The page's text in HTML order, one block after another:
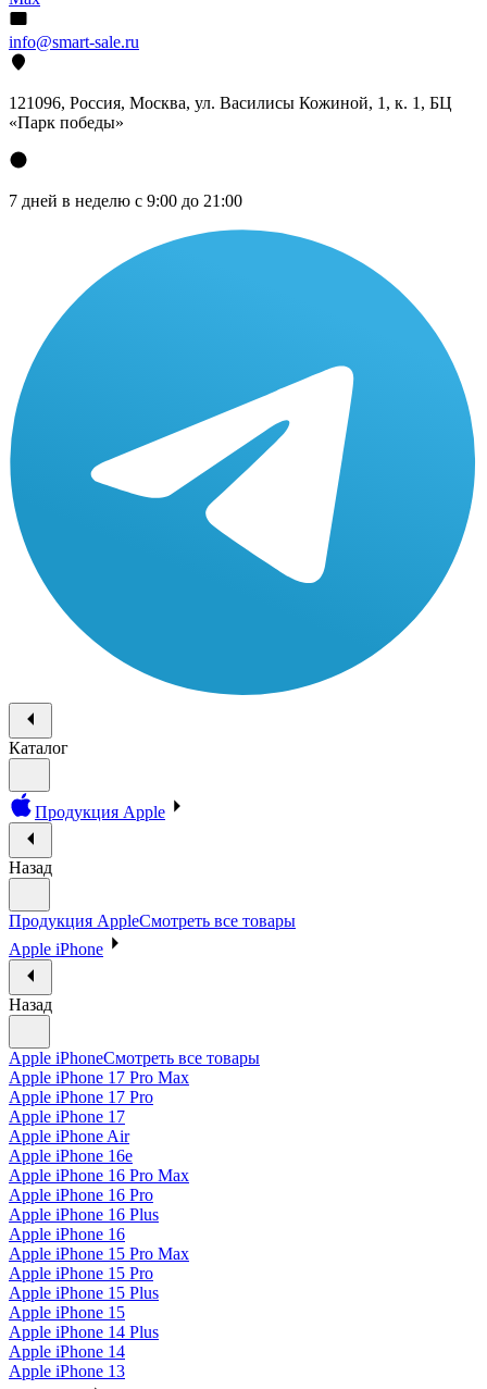
info@smart-sale.ru
121096, Россия, Москва, ул. Василисы Кожиной, 1, к. 1, БЦ
«Парк победы»
7 дней в неделю с 9:00 до 21:00
Каталог
Продукция Apple
Назад
Продукция AppleСмотреть все товары
Apple iPhone
Назад
Apple iPhoneСмотреть все товары
Apple iPhone 17 Pro Max
Apple iPhone 17 Pro
Apple iPhone 17
Apple iPhone Air
Apple iPhone 16e
Apple iPhone 16 Pro Max
Apple iPhone 16 Pro
Apple iPhone 16 Plus
Apple iPhone 16
Apple iPhone 15 Pro Max
Apple iPhone 15 Pro
Apple iPhone 15 Plus
Apple iPhone 15
Apple iPhone 14 Plus
Apple iPhone 14
Apple iPhone 13